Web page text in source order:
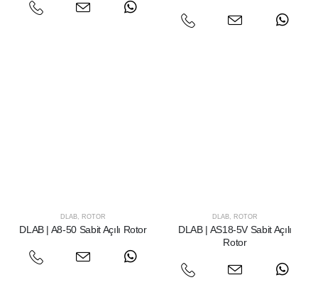
DLAB, ROTOR
DLAB | A8-50 Sabit Açılı Rotor
DLAB, ROTOR
DLAB | AS18-5V Sabit Açılı
Rotor